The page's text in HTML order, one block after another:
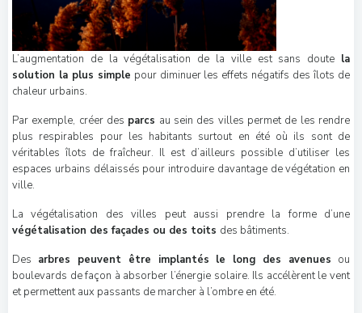
L’augmentation de la végétalisation de la ville est sans doute la
solution la plus simple pour diminuer les effets négatifs des îlots de
chaleur urbains.
Par exemple, créer des parcs au sein des villes permet de les rendre
plus respirables pour les habitants surtout en été où ils sont de
véritables îlots de fraîcheur. Il est d’ailleurs possible d’utiliser les
espaces urbains délaissés pour introduire davantage de végétation en
ville.
La végétalisation des villes peut aussi prendre la forme d’une
végétalisation des façades ou des toits des bâtiments.
Des arbres peuvent être implantés le long des avenues ou
boulevards de façon à absorber l’énergie solaire. Ils accélèrent le vent
et permettent aux passants de marcher à l’ombre en été.